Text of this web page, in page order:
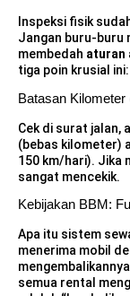
Inspeksi fisik
Jangan buru-buru
membedah aturan
tiga poin krusial ini:
Batasan Kilometer
Cek di surat jalan,
(bebas kilometer)
150 km/hari). Jika
sangat mencekik.
Kebijakan BBM:
Apa itu sistem
menerima mobil
semua rental